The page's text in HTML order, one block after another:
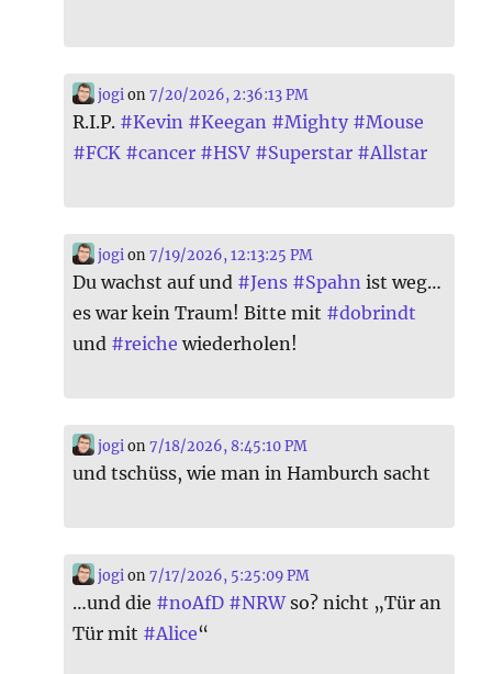
jogion7/20/2026, 2:36:13 PM
R.I.P. #Kevin #Keegan #Mighty #Mouse
#FCK #cancer #HSV #Superstar #Allstar
jogion7/19/2026, 12:13:25 PM
Du wachst auf und #Jens #Spahn ist weg…
es war kein Traum! Bitte mit #dobrindt
und #reiche wiederholen!
jogion7/18/2026, 8:45:10 PM
und tschüss, wie man in Hamburch sacht
jogion7/17/2026, 5:25:09 PM
…und die #noAfD #NRWso? nicht „Tür an
Tür mit #Alice“